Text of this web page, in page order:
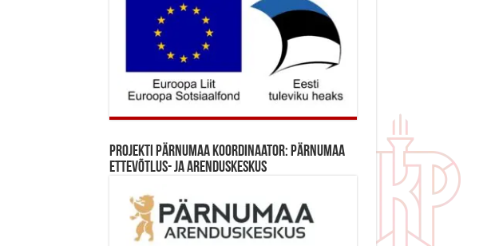
Projekti Pärnumaa koordinaator: Pärnumaa
Ettevõtlus- ja Arenduskeskus